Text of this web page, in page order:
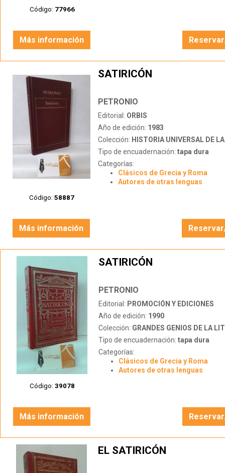
Código: 77966
Más información
Código: 58887
SATIRICÓN
PETRONIO
Editorial: ORBIS
Año de edición: 1983
Colección: HISTORIA UNIVERSAL DE LA
Tipo de encuadernación: tapa dura
Categorías:
Clásicos de Grecia y Roma
Autores de otras lenguas
Más información
Código: 39078
SATIRICÓN
PETRONIO
Editorial: PROMOCIÓN Y EDICIONES
Año de edición: 1990
Colección: GRANDES GENIOS DE LA
Tipo de encuadernación: tapa dura
Categorías:
Clásicos de Grecia y Roma
Autores de otras lenguas
Más información
EL SATIRICÓN